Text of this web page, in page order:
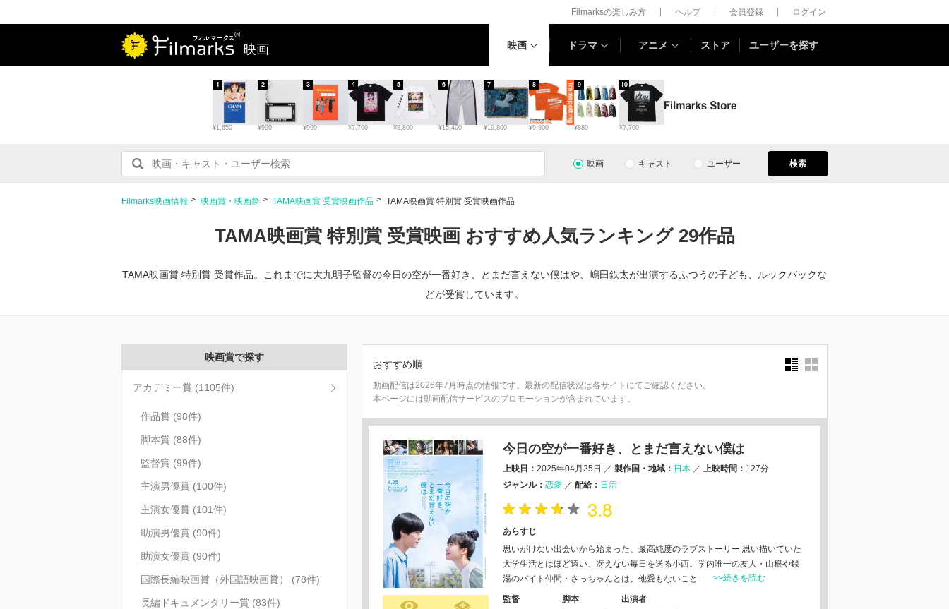
Filmarksの楽しみ方 ヘルプ 会員登録 ログイン
映画 映画 ドラマ アニメ ストア ユーザーを探す
¥1,650
1
¥990
2
¥990
3
¥7,700
4
¥8,800
5
¥15,400
6
¥19,800
7
¥9,900
8
¥880
9
¥7,700
10
映画 キャスト ユーザー 検索
Filmarks映画情報 映画賞・映画祭 TAMA映画賞 受賞映画作品 TAMA映画賞 特別賞 受賞映画作品
TAMA映画賞 特別賞 受賞映画 おすすめ人気ランキング 29作品
TAMA映画賞 特別賞 受賞作品。これまでに大九明子監督の今日の空が一番好き、とまだ言えない僕はや、嶋田鉄太が出演するふつうの子ども、ルックバックな
どが受賞しています。
映画賞で探す
アカデミー賞 (1105件)
作品賞 (98件)
脚本賞 (88件)
監督賞 (99件)
主演男優賞 (100件)
主演女優賞 (101件)
助演男優賞 (90件)
助演女優賞 (90件)
国際長編映画賞（外国語映画賞） (78件)
長編ドキュメンタリー賞 (83件)
おすすめ順
動画配信は2026年7月時点の情報です。最新の配信状況は各サイトにてご確認ください。
本ページには動画配信サービスのプロモーションが含まれています。
今日の空が一番好き、とまだ言えない僕は
上映日： 2025年04月25日 ／ 製作国・地域： 日本 ／ 上映時間： 127分
ジャンル： 恋愛 ／ 配給： 日活
3.8
あらすじ
思いがけない出会いから始まった、最⾼純度のラブストーリー 思い描いていた
⼤学⽣活とはほど遠い、冴えない毎⽇を送る⼩⻄。学内唯⼀の友⼈・⼭根や銭
湯のバイト仲間・さっちゃんとは、他愛もないこと…
>>続きを読む
監督 脚本 出演者